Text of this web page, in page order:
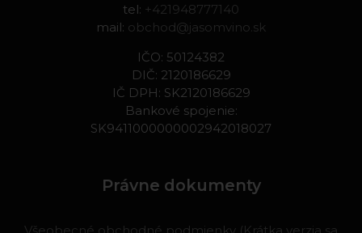
tel: +421948777140
mail: obchod@jasomvino.sk
IČO: 50124382
DIČ: 2120186629
IČ DPH: SK2120186629
Bankové spojenie:
SK9411000000002942018027
Právne dokumenty
Všeobecné obchodné podmienky (Krátka verzia sa